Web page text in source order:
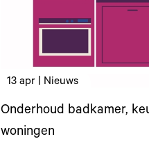
13 apr | Nieuws
Onderhoud badkamer,
woningen